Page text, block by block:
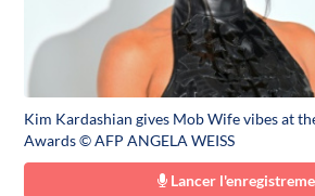
Kim Kardashian gives Mob Wife vibes at
Awards © AFP ANGELA WEISS
Lancer